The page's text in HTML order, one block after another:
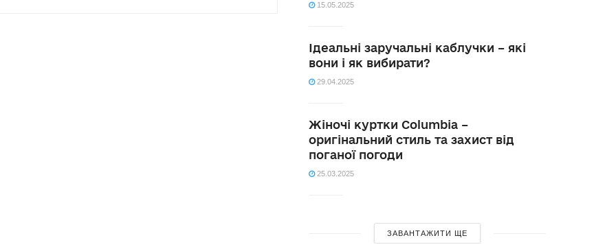
15.05.2025
Ідеальні заручальні каблучки – які
вони і як вибирати?
29.04.2025
Жіночі куртки Columbia –
оригінальний стиль та захист від
поганої погоди
25.03.2025
ЗАВАНТАЖИТИ ЩЕ